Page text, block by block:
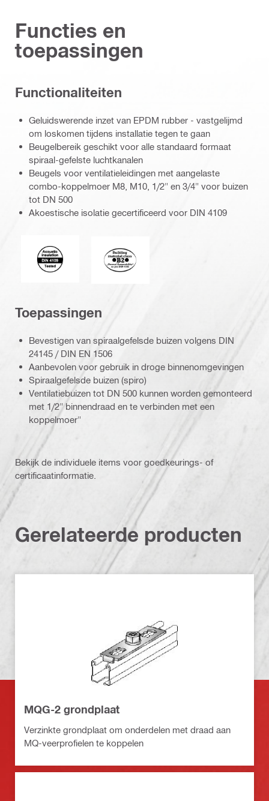
Functies en
toepassingen
Functionaliteiten
Geluidswerende inzet van EPDM rubber - vastgelijmd
om loskomen tijdens installatie tegen te gaan
Beugelbereik geschikt voor alle standaard formaat
spiraal-gefelste luchtkanalen
Beugels voor ventilatieleidingen met aangelaste
combo-koppelmoer M8, M10, 1/2" en 3/4" voor buizen
tot DN 500
Akoestische isolatie gecertificeerd voor DIN 4109
Acoustic_insulation_4109_EN.eps (51749)
Toepassingen
Bevestigen van spiraalgefelsde buizen volgens DIN
24145 / DIN EN 1506
Aanbevolen voor gebruik in droge binnenomgevingen
Spiraalgefelsde buizen (spiro)
Ventilatiebuizen tot DN 500 kunnen worden gemonteerd
met 1/2" binnendraad en te verbinden met een
koppelmoer"
Bekijk de individuele items voor goedkeurings- of
certificaatinformatie.
Gerelateerde producten
MQG-2 grondplaat
Verzinkte grondplaat om onderdelen met draad aan
MQ-veerprofielen te koppelen